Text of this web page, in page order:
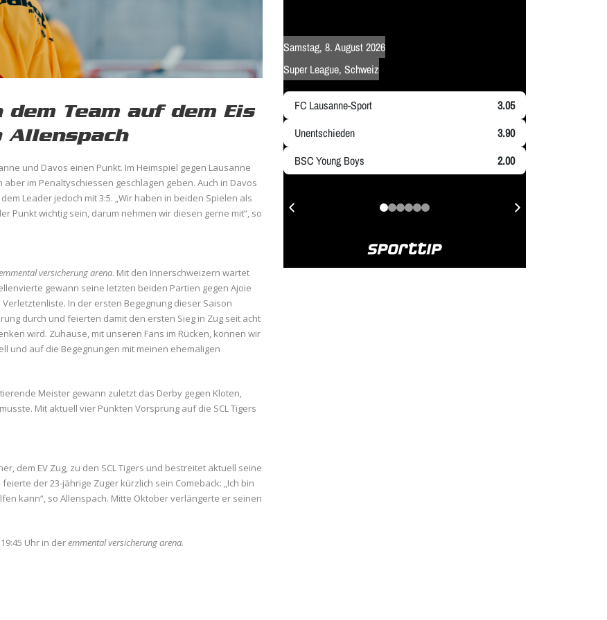
Team auf dem Eis
Allenspach
und Davos einen Punkt. Im Heimspiel gegen Lausanne
im Penaltyschiessen geschlagen geben. Auch in Davos
Leader jedoch mit 3:5. „Wir haben in beiden Spielen als
Punkt wichtig sein, darum nehmen wir diesen gerne mit“, so
versicherung arena. Mit den Innerschweizern wartet
gewann seine letzten beiden Partien gegen Ajoie
In der ersten Begegnung dieser Saison
durch und feierten damit den ersten Sieg in Zug seit acht
wird. Zuhause, mit unseren Fans im Rücken, können wir
und auf die Begegnungen mit meinen ehemaligen
Meister gewann zuletzt das Derby gegen Kloten,
Mit aktuell vier Punkten Vorsprung auf die SCL Tigers
dem EV Zug, zu den SCL Tigers und bestreitet aktuell seine
der 23-jährige Zuger kürzlich sein Comeback: „Ich bin
kann“, so Allenspach. Mitte Oktober verlängerte er seinen
Uhr in deremmental versicherung arena.